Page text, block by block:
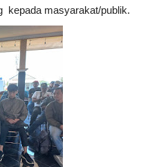
kepada masyarakat/publik.